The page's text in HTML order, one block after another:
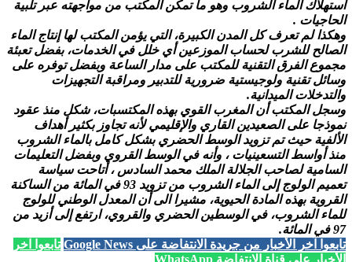
استهلاك الماء الشروب وهو ما تمكن المكتب من مواجهته عبر تلبية
الحاجيات .
وهكذا لم تعرف كل المدن الكبيرة، التي يؤمن المكتب لها إنتاج الماء
الصالح للشرب لحساب الموزعين أي خلل في الخدمات، بفضل تعبئة
مجموع الفرق التقنية للمكتب على مدار الساعة وبفضل توفره على
وسائل تقنية ولوجيستية ضرورية للتدبير ومراقبة التجهيزات
والتدخلات الميدانية.
وسجل المكتب أن المغرب القوي بهذه المكتسبات، شكل منذ عقود
نموذجا على الصعيدين القاري والإقليمي لأنه تجاوز بكثير أهداف
الألفية حيث تم تزويد الوسط الحضري بشكل كامل بالماء الشروب
منذ أواسط التسعينيات ، وأنه في الوسط القروي وبفضل التعليمات
السامية لصاحب الجلالة الملك محمد السادس ، أتاحت سياسة
تعميم الولوج إلى الماء الشروب من تزويد 93 في المائة من الساكنة
القروية بهذه المادة الحيوية، مشيرا الى أن المعدل الوطني للولوج
للماء الشروب، في الوسطين الحضري والقروي، ارتفع إلى أزيد من
97 في المائة.
تابعوا آخر الأخبار من جريدة الانتفاضة على Google News
تابعوا آخر